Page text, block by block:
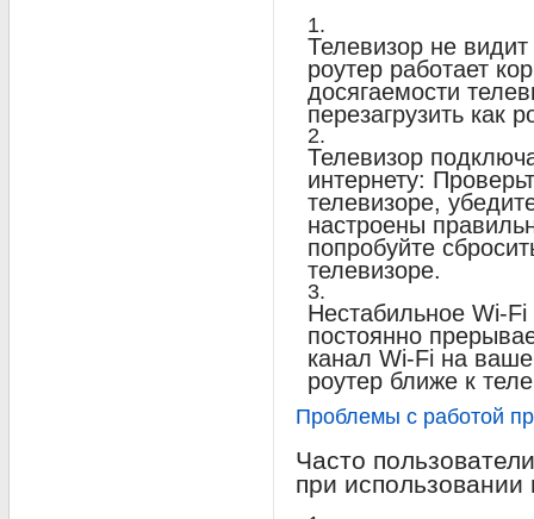
Телевизор не
роутер работает
досягаемости
перезагрузить как
Телевизор
интернету:
телевизоре,
настроены
попробуйте
телевизоре.
Нестабильное Wi-
постоянно
канал Wi-Fi на
роутер ближе к
Проблемы с работой
Часто
при